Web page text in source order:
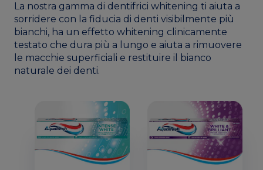
La nostra gamma di dentifrici whitening ti aiuta a
sorridere con la fiducia di denti visibilmente più
bianchi, ha un effetto whitening clinicamente
testato che dura più a lungo e aiuta a rimuovere
le macchie superficiali e restituire il bianco
naturale dei denti.